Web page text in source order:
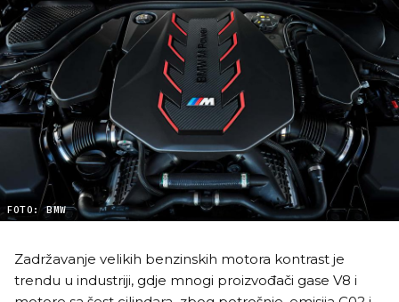
FOTO: BMW
Zadržavanje velikih benzinskih motora kontrast je
trendu u industriji, gdje mnogi proizvođači gase V8 i